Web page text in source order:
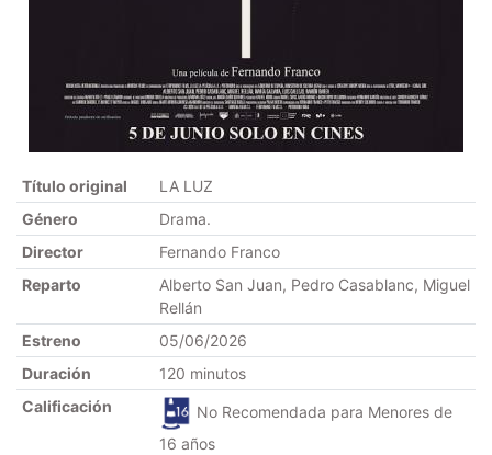
Título original
LA LUZ
Género
Drama.
Director
Fernando Franco
Reparto
Alberto San Juan, Pedro Casablanc, Miguel
Rellán
Estreno
05/06/2026
Duración
120 minutos
Calificación
No Recomendada para Menores de
16 años